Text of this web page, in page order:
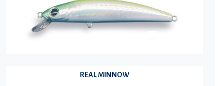
REAL MINNOW